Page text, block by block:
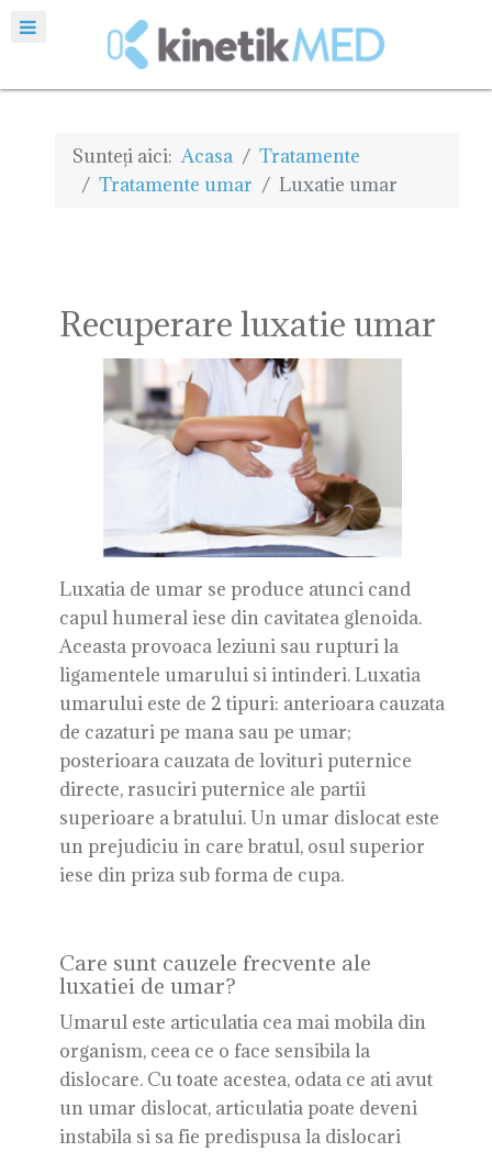
Sunteți aici: Acasa
Tratamente
Tratamente umar
Luxatie umar
Recuperare luxatie umar
Luxatia de umar se produce atunci cand
capul humeral iese din cavitatea glenoida.
Aceasta provoaca leziuni sau rupturi la
ligamentele umarului si intinderi. Luxatia
umarului este de 2 tipuri: anterioara cauzata
de cazaturi pe mana sau pe umar;
posterioara cauzata de lovituri puternice
directe, rasuciri puternice ale partii
superioare a bratului. Un umar dislocat este
un prejudiciu in care bratul, osul superior
iese din priza sub forma de cupa.
Care sunt cauzele frecvente ale
luxatiei de umar?
Umarul este articulatia cea mai mobila din
organism, ceea ce o face sensibila la
dislocare. Cu toate acestea, odata ce ati avut
un umar dislocat, articulatia poate deveni
instabila si sa fie predispusa la dislocari